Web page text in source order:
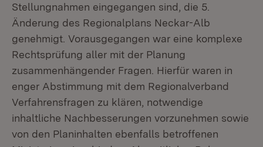
Stellungnahmen eingegangen sind, die 5.
Änderung des Regionalplans Neckar-Alb
genehmigt. Vorausgegangen war eine komplexe
Rechtsprüfung aller mit der Planung
zusammenhängender Fragen. Hierfür waren in
enger Abstimmung mit dem Regionalverband
Verfahrensfragen zu klären, notwendige
inhaltliche Nachbesserungen vorzunehmen sowie
von den Planinhalten ebenfalls betroffenen